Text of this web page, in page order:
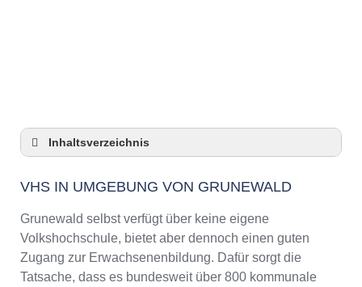
Inhaltsverzeichnis
3 Quicktipps
Checkliste: VHS-Kurse rund um Grunewald
Keine VHS in Grunewald
Online-Kurse: Pro und Contra
VHS IN UMGEBUNG VON GRUNEWALD
Grunewald selbst verfügt über keine eigene
Volkshochschule, bietet aber dennoch einen guten
Zugang zur Erwachsenenbildung. Dafür sorgt die
Tatsache, dass es bundesweit über 800 kommunale